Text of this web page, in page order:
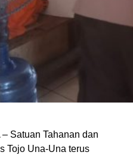
Satuan Tahanan dan
Tojo Una-Una terus